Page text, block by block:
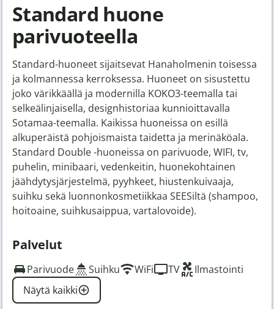
Standard huone
parivuoteella
Standard-huoneet sijaitsevat Hanaholmenin toisessa
ja kolmannessa kerroksessa. Huoneet on sisustettu
joko värikkäällä ja modernilla KOKO3-teemalla tai
selkeälinjaisella, designhistoriaa kunnioittavalla
Sotamaa-teemalla. Kaikissa huoneissa on esillä
alkuperäistä pohjoismaista taidetta ja merinäköala.
Standard Double -huoneissa on parivuode, WIFI, tv,
puhelin, minibaari, vedenkeitin, huonekohtainen
jäähdytysjärjestelmä, pyyhkeet, hiustenkuivaaja,
suihku sekä luonnonkosmetiikkaa SEESiltä (shampoo,
hoitoaine, suihkusaippua, vartalovoide).
Palvelut
Parivuode Suihku WiFi TV
Ilmastointi
Näytä kaikki